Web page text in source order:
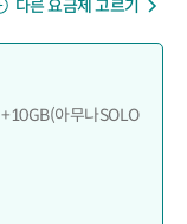
다른 요금제 고르기
+10GB(아무나SOLO